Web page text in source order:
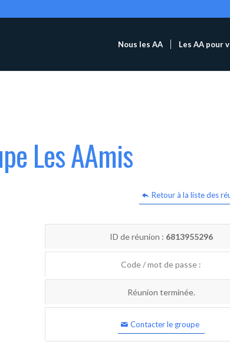
Nous les AA Les AA pour
Les AAmis
Retour à la liste des
ID de réunion : 6813955296
Code / mot de passe :
Réunion terminée.
Contacter le groupe